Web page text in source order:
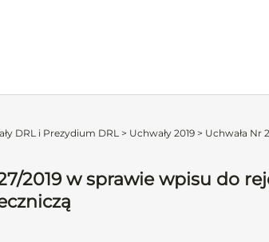
DRL i Prezydium DRL > Uchwały 2019 > Uchwała Nr
2019 w sprawie wpisu do